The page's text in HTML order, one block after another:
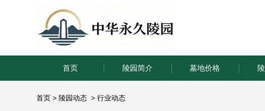
首页 陵园简介 墓地价格
首页 > 陵园动态 > 行业动态